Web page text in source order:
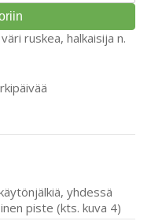
ruskea, halkaisija n.
yhdessä
piste (kts. kuva 4)